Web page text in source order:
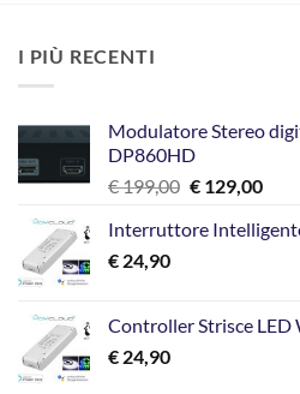
I PIÙ RECENTI
Modulatore Stereo
DP860HD
€199,00 Il
originale
€129,00Il
Interruttore
€ 24,90
Controller Strisce LED
€ 24,90